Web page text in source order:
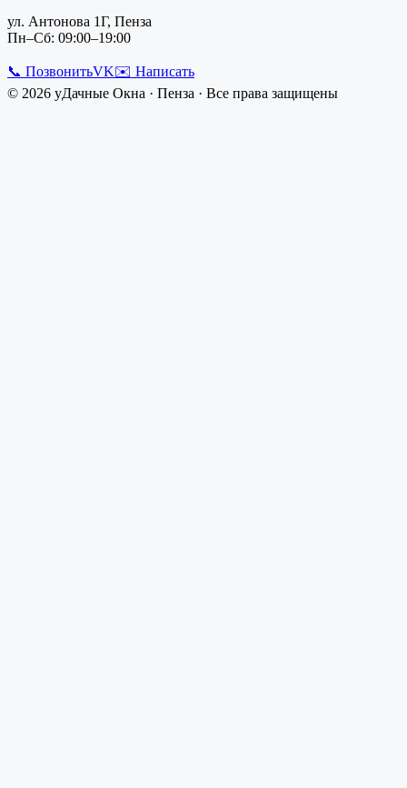
ул. Антонова 1Г, Пенза
Пн–Сб: 09:00–19:00
📞 ПозвонитьVK✉️ Написать
© 2026 уДачные Окна · Пенза · Все права защищены